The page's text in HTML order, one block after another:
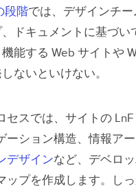
プ
段階では、デザインチ
、ドキュメントに基づい
能する Web サイトや
ないといけない。
セスでは、サイトの
ーション構造、情報アー
デザインなど、デベロ
ップを作成します。し